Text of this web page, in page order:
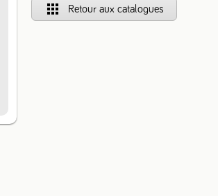
apps Retour aux catalogues